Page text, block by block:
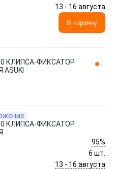
13 - 16 августа
В корзину
КЛИПСА-ФИКСАТОР
КЛИПСА-ФИКСАТОР
95%
6 шт.
13 - 16 августа